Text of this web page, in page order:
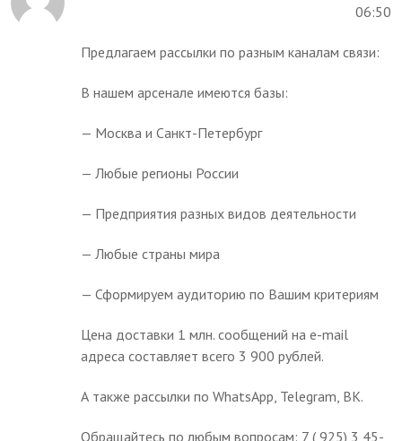
06:50
Предлагаем рассылки по разным каналам связи:
В нашем арсенале имеются базы:
— Москва и Санкт-Петербург
— Любые регионы России
— Предприятия разных видов деятельности
— Любые страны мира
— Сформируем аудиторию по Вашим критериям
Цена доставки 1 млн. сообщений на e-mail
адреса составляет всего 3 900 рублей.
А также рассылки по WhatsApp, Telegram, ВК.
Обращайтесь по любым вопросам: 7 ( 925) 3 45-